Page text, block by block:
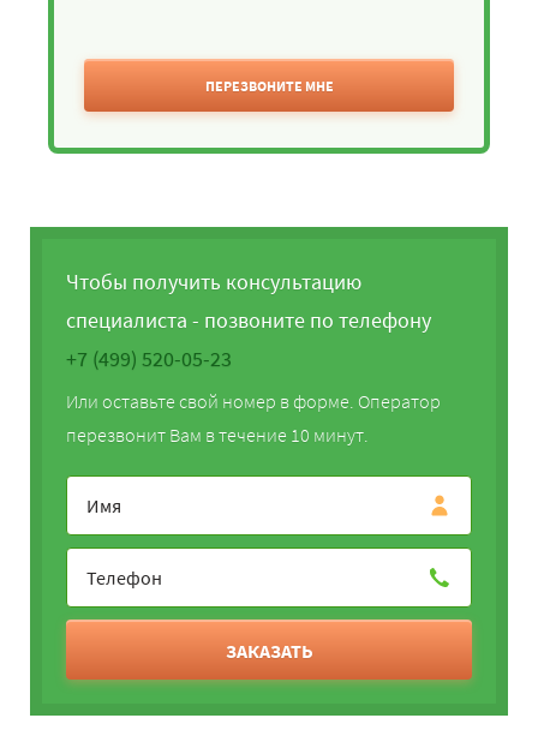
ПЕРЕЗВОНИТЕ МНЕ
Чтобы получить консультацию
специалиста - позвоните по телефону
+7 (499) 520-05-23
Или оставьте свой номер в форме. Оператор
перезвонит Вам в течение 10 минут.
ЗАКАЗАТЬ